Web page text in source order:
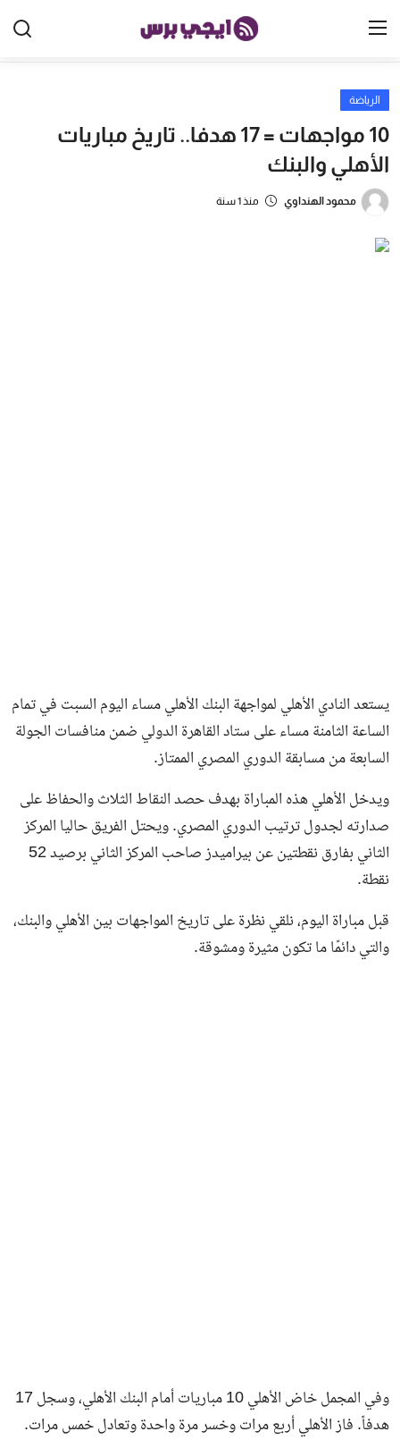
الرئيسية
مصر
الخليج
الرياضة
10 مواجهات = 17 هدفا.. تاريخ مباريات
الأهلي والبنك
محمود الهنداوي منذ 1 سنة
يستعد النادي الأهلي لمواجهة البنك الأهلي مساء اليوم السبت في تمام
الساعة الثامنة مساء على ستاد القاهرة الدولي ضمن منافسات الجولة
السابعة من مسابقة الدوري المصري الممتاز.
ويدخل الأهلي هذه المباراة بهدف حصد النقاط الثلاث والحفاظ على
صدارته لجدول ترتيب الدوري المصري. ويحتل الفريق حاليا المركز
الثاني بفارق نقطتين عن بيراميدز صاحب المركز الثاني برصيد 52
نقطة.
قبل مباراة اليوم، نلقي نظرة على تاريخ المواجهات بين الأهلي والبنك،
والتي دائمًا ما تكون مثيرة ومشوقة.
وفي المجمل خاض الأهلي 10 مباريات أمام البنك الأهلي، وسجل 17
هدفاً. فاز الأهلي أربع مرات وخسر مرة واحدة وتعادل خمس مرات.